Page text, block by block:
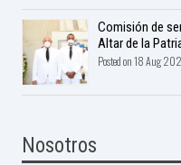
Comisión de
Altar de la
Posted on 18 Aug
Nosotros